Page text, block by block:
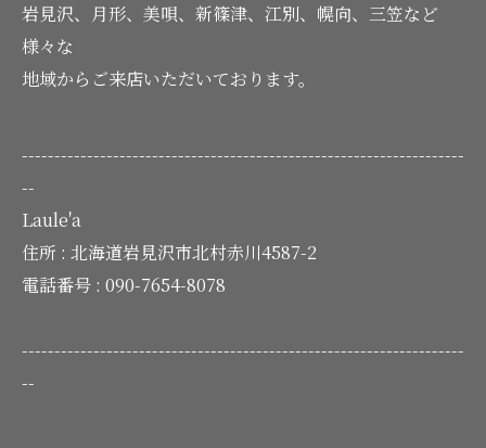
岩見沢、月形、美唄、新篠津、江別、幌向、三笠など
様々な
地域からご来店いただいております。
--------------------------------------------------------------------
--
Laule'a
住所 : 北海道岩見沢市北村赤川4587-2
電話番号 : 090-7654-8078
--------------------------------------------------------------------
--